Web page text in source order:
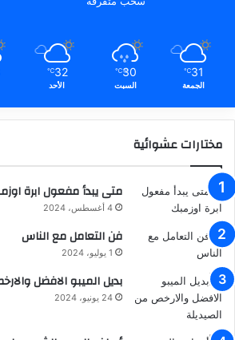
31
℃
الجمعة
30
℃
السبت
32
℃
الأحد
مختارات عشوائية
متى يبدأ مفعول ابرة
4 أغسطس، 2024
فن التعامل مع الناس
1 يوليو، 2024
بديل الميبو الافضل
24 يونيو، 2024